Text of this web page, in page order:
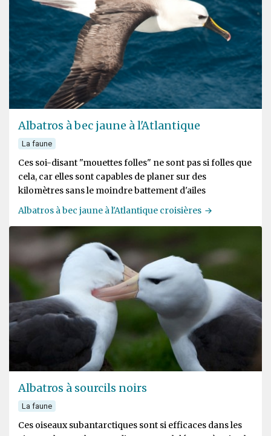
Albatros à bec jaune à l'Atlantique
La faune
Ces soi-disant "mouettes folles" ne sont pas si folles que
cela, car elles sont capables de planer sur des
kilomètres sans le moindre battement d'ailes
Albatros à bec jaune à l'Atlantique croisières
Albatros à sourcils noirs
La faune
Ces oiseaux subantarctiques sont si efficaces dans les